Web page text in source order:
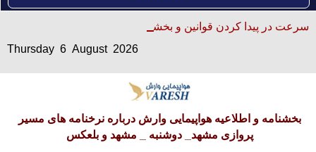
سرعت در پیدا کردن قوانین و بخشنامه ها
Thursday 6 August 2026
Thursday 6 August 2026
بخشنامه و اطلاعیه هواپیمایی وارش درباره نرخنامه های مسیر
پروازی مشهد_ دوشنبه _ مشهد و بلعکس